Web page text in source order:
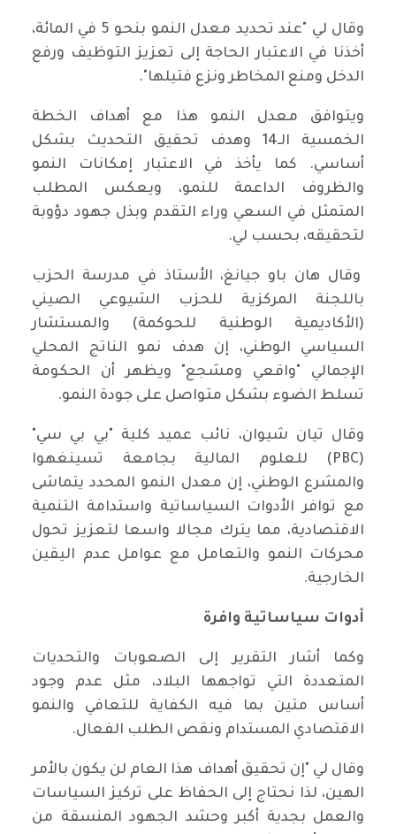
وقال لي "عند تحديد معدل النمو بنحو 5 في المائة،
أخذنا في الاعتبار الحاجة إلى تعزيز التوظيف ورفع
الدخل ومنع المخاطر ونزع فتيلها".
ويتوافق معدل النمو هذا مع أهداف الخطة
الخمسية الـ14 وهدف تحقيق التحديث بشكل
أساسي. كما يأخذ في الاعتبار إمكانات النمو
والظروف الداعمة للنمو، ويعكس المطلب
المتمثل في السعي وراء التقدم وبذل جهود دؤوبة
لتحقيقه، بحسب لي.
وقال هان باو جيانغ، الأستاذ في مدرسة الحزب
باللجنة المركزية للحزب الشيوعي الصيني
(الأكاديمية الوطنية للحوكمة) والمستشار
السياسي الوطني، إن هدف نمو الناتج المحلي
الإجمالي "واقعي ومشجع" ويظهر أن الحكومة
تسلط الضوء بشكل متواصل على جودة النمو.
وقال تيان شيوان، نائب عميد كلية "بي بي سي"
(PBC) للعلوم المالية بجامعة تسينغهوا
والمشرع الوطني، إن معدل النمو المحدد يتماشى
مع توافر الأدوات السياساتية واستدامة التنمية
الاقتصادية، مما يترك مجالا واسعا لتعزيز تحول
محركات النمو والتعامل مع عوامل عدم اليقين
الخارجية.
أدوات سياساتية وافرة
وكما أشار التقرير إلى الصعوبات والتحديات
المتعددة التي تواجهها البلاد، مثل عدم وجود
أساس متين بما فيه الكفاية للتعافي والنمو
الاقتصادي المستدام ونقص الطلب الفعال.
وقال لي "إن تحقيق أهداف هذا العام لن يكون بالأمر
الهين، لذا نحتاج إلى الحفاظ على تركيز السياسات
والعمل بجدية أكبر وحشد الجهود المنسقة من